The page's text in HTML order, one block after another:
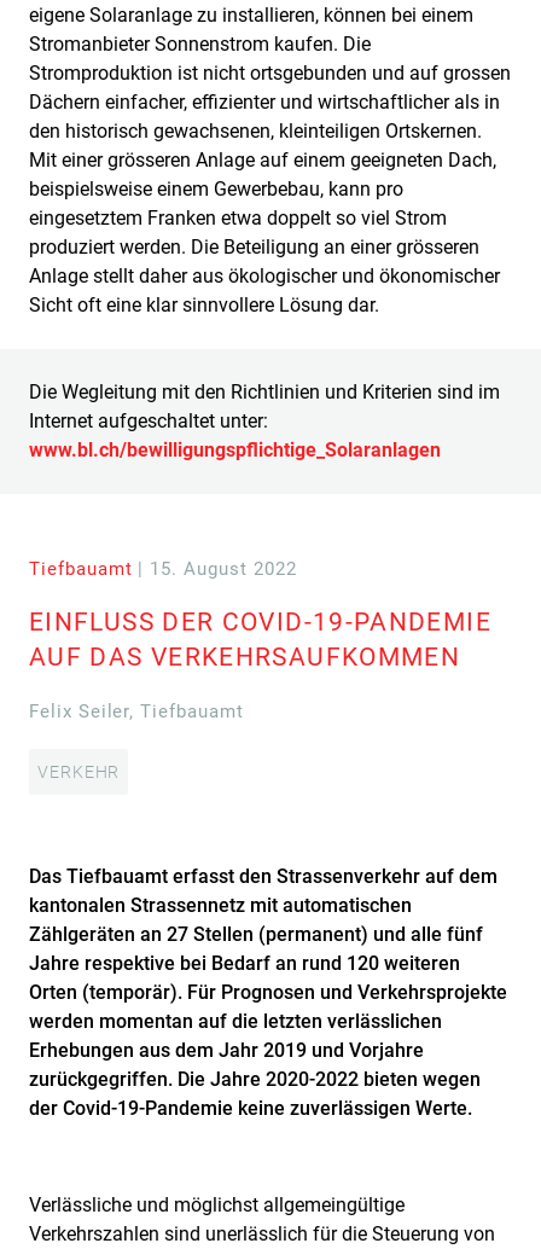
eigene Solaranlage zu installieren, können bei einem
Stromanbieter Sonnenstrom kaufen. Die
Stromproduktion ist nicht ortsgebunden und auf grossen
Dächern einfacher, effizienter und wirtschaftlicher als in
den historisch gewachsenen, kleinteiligen Ortskernen.
Mit einer grösseren Anlage auf einem geeigneten Dach,
beispielsweise einem Gewerbebau, kann pro
eingesetztem Franken etwa doppelt so viel Strom
produziert werden. Die Beteiligung an einer grösseren
Anlage stellt daher aus ökologischer und ökonomischer
Sicht oft eine klar sinnvollere Lösung dar.
Die Wegleitung mit den Richtlinien und Kriterien sind im
Internet aufgeschaltet unter:
www.bl.ch/bewilligungspflichtige_Solaranlagen
Tiefbauamt | 15. August 2022
EINFLUSS DER COVID-19-PANDEMIE
AUF DAS VERKEHRSAUFKOMMEN
Felix Seiler, Tiefbauamt
VERKEHR
Das Tiefbauamt erfasst den Strassenverkehr auf dem
kantonalen Strassennetz mit automatischen
Zählgeräten an 27 Stellen (permanent) und alle fünf
Jahre respektive bei Bedarf an rund 120 weiteren
Orten (temporär). Für Prognosen und Verkehrsprojekte
werden momentan auf die letzten verlässlichen
Erhebungen aus dem Jahr 2019 und Vorjahre
zurückgegriffen. Die Jahre 2020-2022 bieten wegen
der Covid-19-Pandemie keine zuverlässigen Werte.
Verlässliche und möglichst allgemeingültige
Verkehrszahlen sind unerlässlich für die Steuerung von